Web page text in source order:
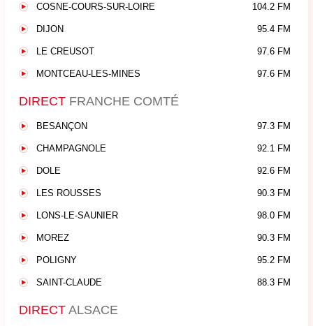
COSNE-COURS-SUR-LOIRE 104.2 FM
DIJON 95.4 FM
LE CREUSOT 97.6 FM
MONTCEAU-LES-MINES 97.6 FM
DIRECT FRANCHE COMTÉ
BESANÇON 97.3 FM
CHAMPAGNOLE 92.1 FM
DOLE 92.6 FM
LES ROUSSES 90.3 FM
LONS-LE-SAUNIER 98.0 FM
MOREZ 90.3 FM
POLIGNY 95.2 FM
SAINT-CLAUDE 88.3 FM
DIRECT ALSACE